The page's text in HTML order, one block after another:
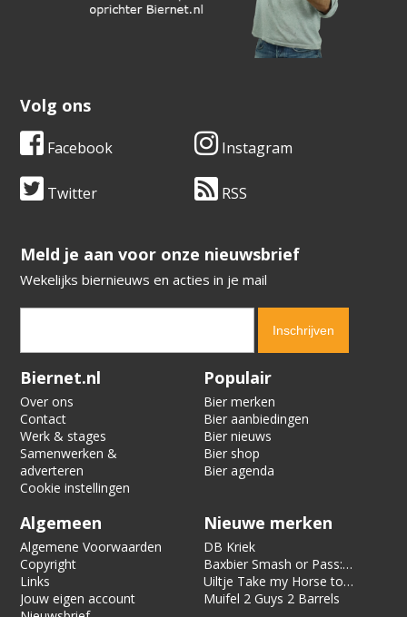
Volg ons
Facebook Instagram
Twitter RSS
​​​​​​​Meld je aan voor onze nieuwsbrief
Wekelijks biernieuws en acties in je mail
Verification code:
Biernet.nl
Over ons
Contact
Werk & stages
Samenwerken &
adverteren
Cookie instellingen
Populair
Bier merken
Bier aanbiedingen
Bier nieuws
Bier shop
Bier agenda
Algemeen
Algemene Voorwaarden
Copyright
Links
Jouw eigen account
Nieuwe merken
DB Kriek
Baxbier Smash or Pass:
Strata
Uiltje Take my Horse to
the Hotel Room
Muifel 2 Guys 2 Barrels